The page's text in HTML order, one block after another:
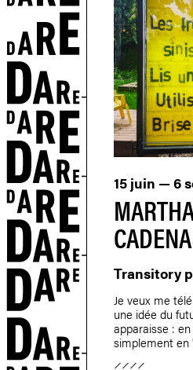
15 juin — 6
Transitory
Je veux me
une idée du
apparaisse :
simplement en